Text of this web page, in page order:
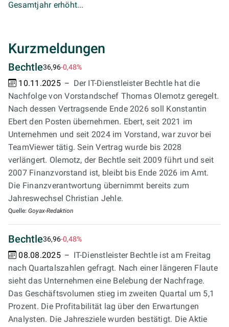
Gesamtjahr erhöht...
Kurzmeldungen
Bechtle36,96-0,48%
10.11.2025
Der IT-Dienstleister Bechtle hat die
Nachfolge von Vorstandschef Thomas Olemotz geregelt.
Nach dessen Vertragsende Ende 2026 soll Konstantin
Ebert den Posten übernehmen. Ebert, seit 2021 im
Unternehmen und seit 2024 im Vorstand, war zuvor bei
TeamViewer tätig. Sein Vertrag wurde bis 2028
verlängert. Olemotz, der Bechtle seit 2009 führt und seit
2007 Finanzvorstand ist, bleibt bis Ende 2026 im Amt.
Die Finanzverantwortung übernimmt bereits zum
Jahreswechsel Christian Jehle.
Quelle: Goyax-Redaktion
Bechtle36,96-0,48%
08.08.2025
IT-Dienstleister Bechtle ist am Freitag
nach Quartalszahlen gefragt. Nach einer längeren Flaute
sieht das Unternehmen eine Belebung der Nachfrage.
Das Geschäftsvolumen stieg im zweiten Quartal um 5,1
Prozent. Die Profitabilität lag über den Erwartungen
Analysten. Die Jahresziele wurden bestätigt. Die Aktie